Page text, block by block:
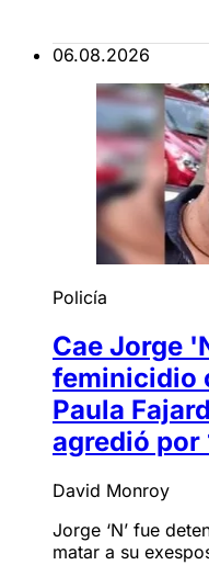
06.08.2026
Policía
Cae Jorge
feminicidio
Paula
agredió por
David Monroy
Jorge ‘N’ fue
matar a su